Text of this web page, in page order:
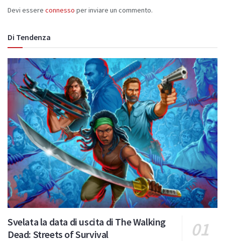
Devi essere connesso per inviare un commento.
Di Tendenza
Svelata la data di uscita di The Walking
Dead: Streets of Survival